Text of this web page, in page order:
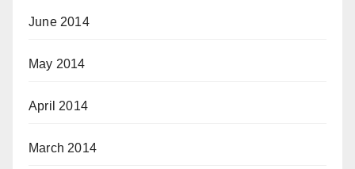
June 2014
May 2014
April 2014
March 2014